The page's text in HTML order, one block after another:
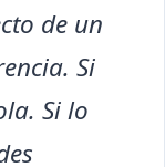
de un
Si
Si lo